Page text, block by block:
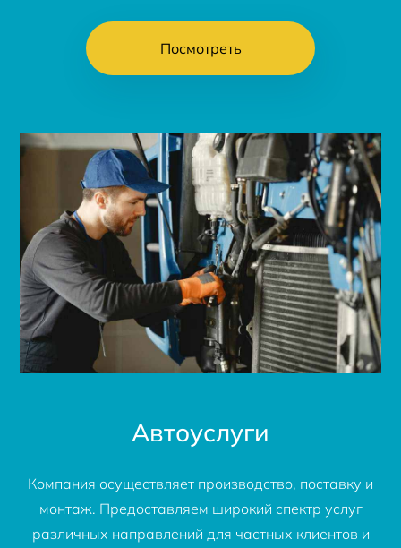
Посмотреть
Автоуслуги
Компания осуществляет производство, поставку и
монтаж. Предоставляем широкий спектр услуг
различных направлений для частных клиентов и